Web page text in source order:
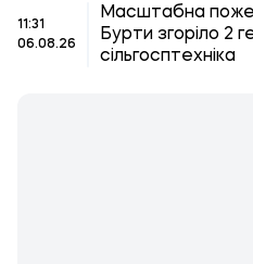
11:31
06.08.26
Масштабна
Бурти згоріло 2
сільгосптехніка